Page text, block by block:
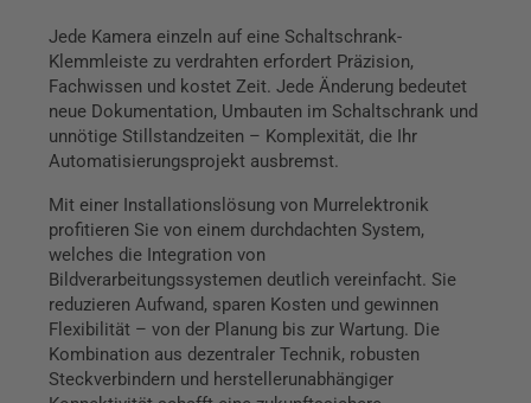
Jede Kamera einzeln auf eine Schaltschrank-
Klemmleiste zu verdrahten erfordert Präzision,
Fachwissen und kostet Zeit. Jede Änderung bedeutet
neue Dokumentation, Umbauten im Schaltschrank und
unnötige Stillstandzeiten – Komplexität, die Ihr
Automatisierungsprojekt ausbremst.
Mit einer Installationslösung von Murrelektronik
profitieren Sie von einem durchdachten System,
welches die Integration von
Bildverarbeitungssystemen deutlich vereinfacht. Sie
reduzieren Aufwand, sparen Kosten und gewinnen
Flexibilität – von der Planung bis zur Wartung. Die
Kombination aus dezentraler Technik, robusten
Steckverbindern und herstellerunabhängiger